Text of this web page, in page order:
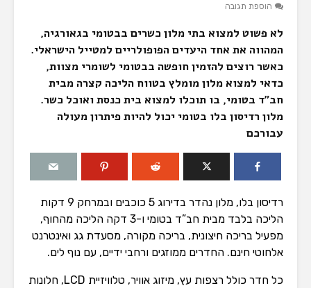
הוספת תגובה
לא פשוט למצוא בתי מלון כשרים בבטומי בגאורגיה,
המהווה את אחד היעדים הפופולריים למטייל הישראלי.
כאשר רוצים להזמין חופשה בבטומי לשומרי מצוות,
כדאי למצוא מלון מומלץ בטווח הליכה קצרה מבית
חב”ד בטומי, בו תוכלו למצוא בית כנסת ואוכל כשר.
מלון רדיסון בלו בטומי יכול להיות פיתרון מעולה
עבורכם
רדיסון בלו, מלון נהדר בדירוג 5 כוכבים ובמרחק 9 דקות
הליכה בלבד מבית חב”ד בטומי ו-3 דקה הליכה מהחוף,
מפעיל בריכה חיצונית, בריכה מקורה, מסעדת גג ואינטרנט
אלחוטי חינם. החדרים ממוזגים ורחבי ידיים, עם נוף לים.
כל חדר כולל רצפות עץ, מיזוג אוויר, טלוויזיית LCD, חלונות